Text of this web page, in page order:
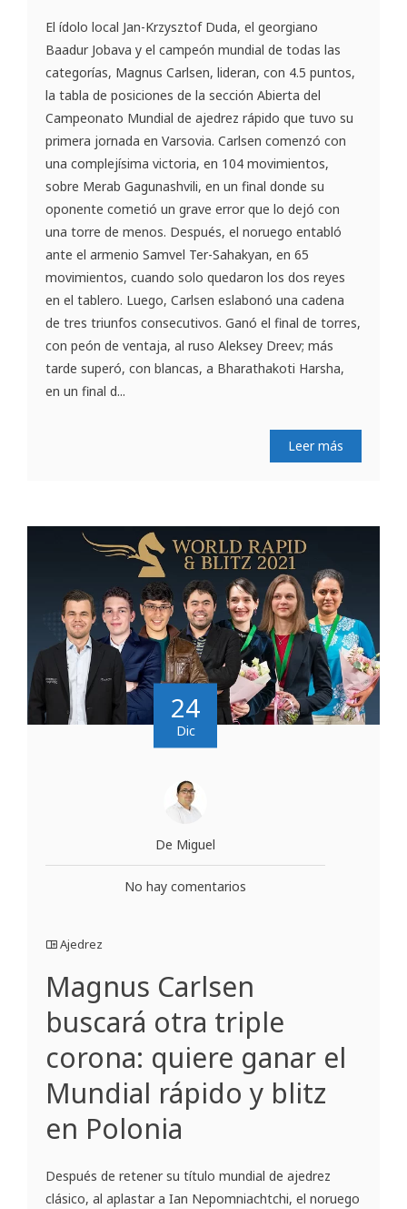
El ídolo local Jan-Krzysztof Duda, el georgiano
Baadur Jobava y el campeón mundial de todas las
categorías, Magnus Carlsen, lideran, con 4.5 puntos,
la tabla de posiciones de la sección Abierta del
Campeonato Mundial de ajedrez rápido que tuvo su
primera jornada en Varsovia. Carlsen comenzó con
una complejísima victoria, en 104 movimientos,
sobre Merab Gagunashvili, en un final donde su
oponente cometió un grave error que lo dejó con
una torre de menos. Después, el noruego entabló
ante el armenio Samvel Ter-Sahakyan, en 65
movimientos, cuando solo quedaron los dos reyes
en el tablero. Luego, Carlsen eslabonó una cadena
de tres triunfos consecutivos. Ganó el final de torres,
con peón de ventaja, al ruso Aleksey Dreev; más
tarde superó, con blancas, a Bharathakoti Harsha,
en un final d...
Leer más
24
Dic
De Miguel
No hay comentarios
Ajedrez
Magnus Carlsen
buscará otra triple
corona: quiere ganar el
Mundial rápido y blitz
en Polonia
Después de retener su título mundial de ajedrez
clásico, al aplastar a Ian Nepomniachtchi, el noruego